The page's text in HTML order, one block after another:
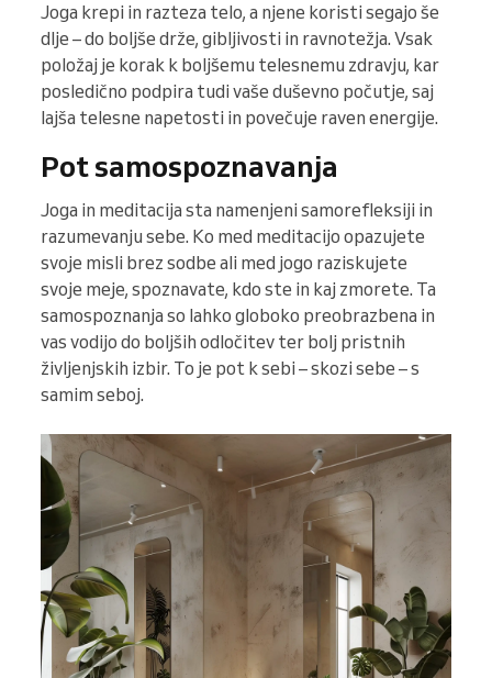
Joga krepi in razteza telo, a njene koristi segajo še
dlje – do boljše drže, gibljivosti in ravnotežja. Vsak
položaj je korak k boljšemu telesnemu zdravju, kar
posledično podpira tudi vaše duševno počutje, saj
lajša telesne napetosti in povečuje raven energije.
Pot samospoznavanja
Joga in meditacija sta namenjeni samorefleksiji in
razumevanju sebe. Ko med meditacijo opazujete
svoje misli brez sodbe ali med jogo raziskujete
svoje meje, spoznavate, kdo ste in kaj zmorete. Ta
samospoznanja so lahko globoko preobrazbena in
vas vodijo do boljših odločitev ter bolj pristnih
življenjskih izbir. To je pot k sebi – skozi sebe – s
samim seboj.